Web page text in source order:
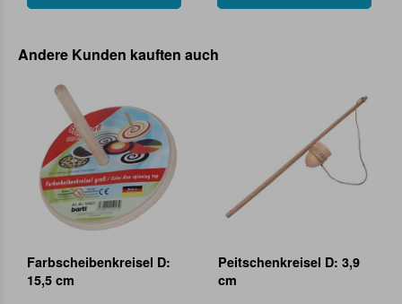
Andere Kunden kauften auch
Farbscheibenkreisel D:
15,5 cm
Peitschenkreisel D: 3,9
cm